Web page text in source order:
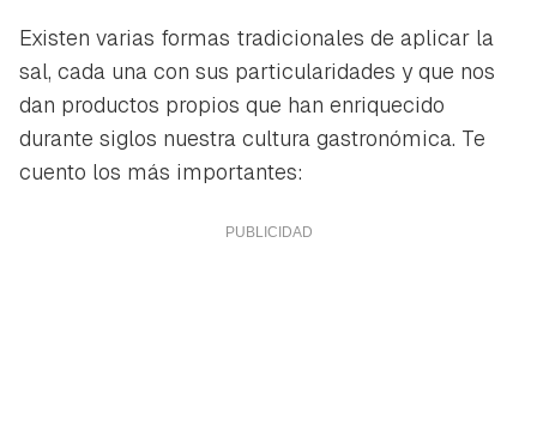
Existen varias formas tradicionales de aplicar la
sal, cada una con sus particularidades y que nos
dan productos propios que han enriquecido
durante siglos nuestra cultura gastronómica. Te
cuento los más importantes: